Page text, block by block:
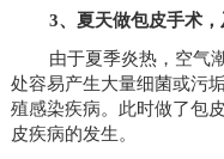
3、夏天做包皮手术
由于夏季炎热，空气
处容易产生大量细菌或污
殖感染疾病。此时做了包
皮疾病的发生。